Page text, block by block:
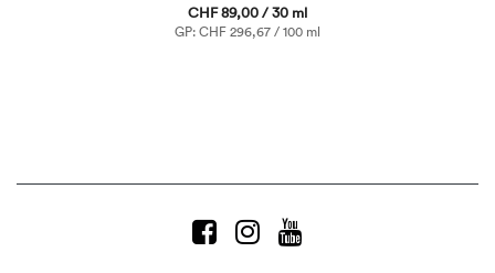
CHF 89,00 / 30 ml
GP: CHF 296,67 / 100 ml